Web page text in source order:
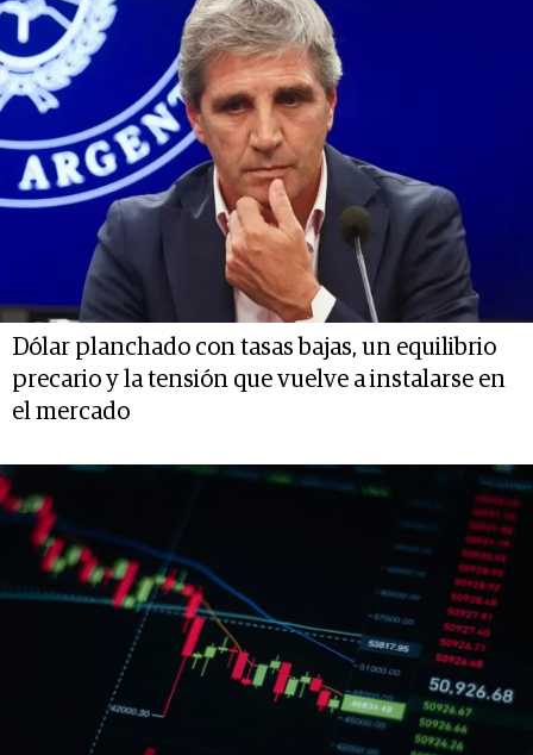
Dólar planchado con tasas bajas, un equilibrio
precario y la tensión que vuelve a instalarse en
el mercado